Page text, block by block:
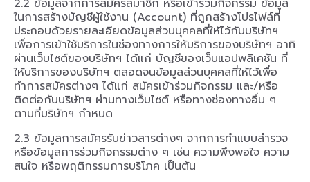
2.2 ข้อมูลจากการสมัครสมาชิก หรือเข้าร่วมกิจกรรม ข้อมูล
ในการสร้างบัญชีผู้ใช้งาน (Account) ที่ถูกสร้างโปรไฟล์ที่
ประกอบด้วยรายละเอียดข้อมูลส่วนบุคคลที่ให้ไว้กับบริษัทฯ
เพื่อการเข้าใช้บริการในช่องทางการให้บริการของบริษัทฯ อาทิ
ผ่านเว็บไซต์ของบริษัทฯ ได้แก่ บัญชีของเว็บแอปพลิเคชัน ที่
ให้บริการของบริษัทฯ ตลอดจนข้อมูลส่วนบุคคลที่ให้ไว้เพื่อ
ทำการสมัครต่างๆ ได้แก่ สมัครเข้าร่วมกิจกรรม และ/หรือ
ติดต่อกับบริษัทฯ ผ่านทางเว็บไซต์ หรือทางช่องทางอื่น ๆ
ตามที่บริษัทฯ กำหนด
2.3 ข้อมูลการสมัครรับข่าวสารต่างๆ จากการทำแบบสำรวจ
หรือข้อมูลการร่วมกิจกรรมต่าง ๆ เช่น ความพึงพอใจ ความ
สนใจ หรือพฤติกรรมการบริโภค เป็นต้น